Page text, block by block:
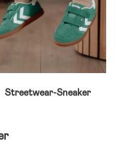
Streetwear-Sneaker